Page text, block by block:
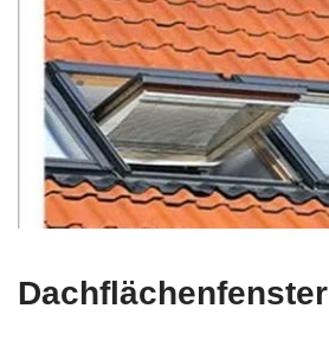
Dachflächenfenster